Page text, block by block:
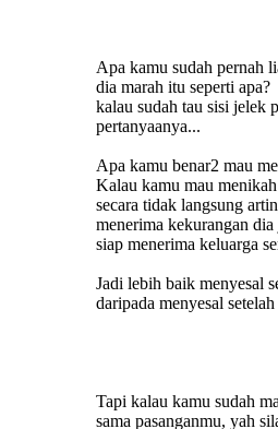
Apa kamu sudah pernah
dia marah itu seperti apa?
kalau sudah tau sisi jelek
pertanyaanya...
Apa kamu benar2 mau
Kalau kamu mau
secara tidak langsung
menerima kekurangan
siap menerima keluarga
Jadi lebih baik menyesal
daripada menyesal
Tapi kalau kamu sudah
sama pasanganmu, yah